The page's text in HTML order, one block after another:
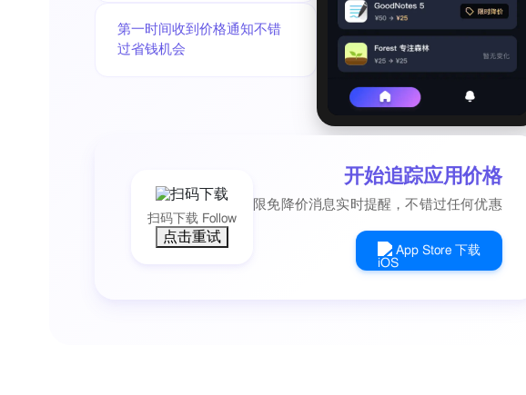
第一时间收到价格通知不错
过省钱机会
扫码下载 Follow
点击重试
开始追踪应用价格
限免降价消息实时提醒，不错过任何优惠
App Store 下载